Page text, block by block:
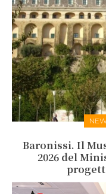
Baronissi. Il
2026 del